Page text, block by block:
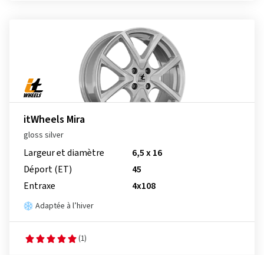
itWheels Mira
gloss silver
Largeur et diamètre
6,5 x 16
Déport (ET)
45
Entraxe
4x108
Adaptée à l’hiver
(1)